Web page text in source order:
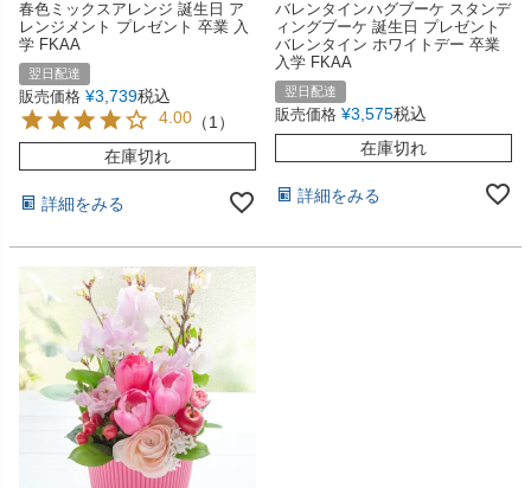
春色ミックスアレンジ 誕生日 ア
レンジメント プレゼント 卒業 入
学 FKAA
翌日配達
販売価格 ¥3,739税込
4.00 （1 ）
在庫切れ
詳細をみる
バレンタインハグブーケ スタンデ
ィングブーケ 誕生日 プレゼント
バレンタイン ホワイトデー 卒業
入学 FKAA
翌日配達
販売価格 ¥3,575税込
在庫切れ
詳細をみる